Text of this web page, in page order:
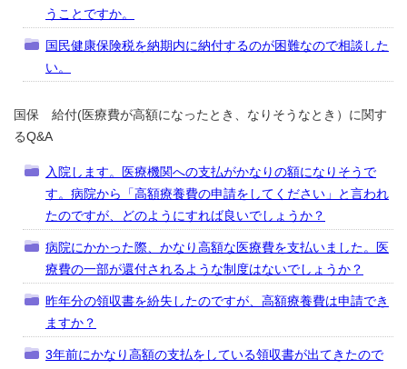
うことですか。
国民健康保険税を納期内に納付するのが困難なので相談した
い。
国保 給付(医療費が高額になったとき、なりそうなとき）に関す
るQ&A
入院します。医療機関への支払がかなりの額になりそうで
す。病院から「高額療養費の申請をしてください」と言われ
たのですが、どのようにすれば良いでしょうか？
病院にかかった際、かなり高額な医療費を支払いました。医
療費の一部が還付されるような制度はないでしょうか？
昨年分の領収書を紛失したのですが、高額療養費は申請でき
ますか？
3年前にかなり高額の支払をしている領収書が出てきたので